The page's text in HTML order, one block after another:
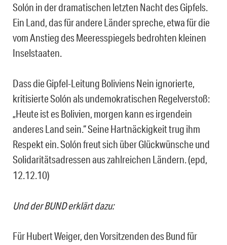
Solón in der dramatischen letzten Nacht des Gipfels.
Ein Land, das für andere Länder spreche, etwa für die
vom Anstieg des Meeresspiegels bedrohten kleinen
Inselstaaten.
Dass die Gipfel-Leitung Boliviens Nein ignorierte,
kritisierte Solón als undemokratischen Regelverstoß:
„Heute ist es Bolivien, morgen kann es irgendein
anderes Land sein.“ Seine Hartnäckigkeit trug ihm
Respekt ein. Solón freut sich über Glückwünsche und
Solidaritätsadressen aus zahlreichen Ländern.(epd,
12.12.10)
Und der BUND erklärt dazu:
Für Hubert Weiger, den Vorsitzenden des Bund für